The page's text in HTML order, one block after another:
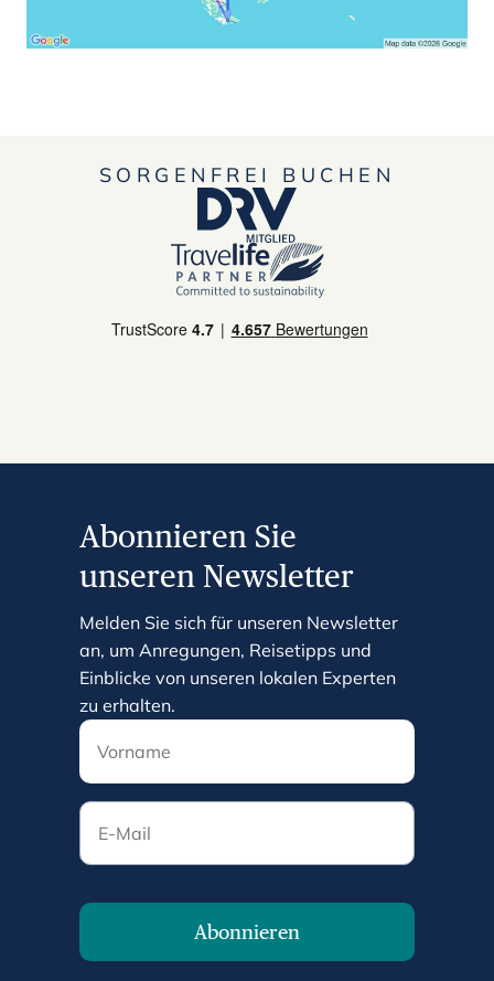
SORGENFREI BUCHEN
Abonnieren Sie
unseren Newsletter
Melden Sie sich für unseren Newsletter
an, um Anregungen, Reisetipps und
Einblicke von unseren lokalen Experten
zu erhalten.
E-Mail
Abonnieren